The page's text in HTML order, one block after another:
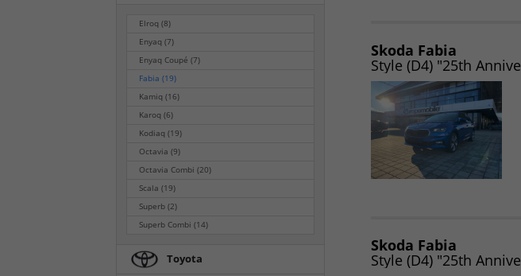
Skoda Fabia
Skoda Fabia
Elroq(8)
Enyaq(7)
Enyaq Coupé(7)
Fabia(19)
Kamiq(16)
Karoq(6)
Kodiaq(19)
Octavia(9)
Octavia Combi(20)
Scala(19)
Superb(2)
Superb Combi(14)
Toyota